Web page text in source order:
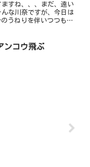
すね、、、まだ、遠い
な川奈ですが、今日は
のうねりを伴いつつも、
センスを持っていそう
ンコウ飛ぶ